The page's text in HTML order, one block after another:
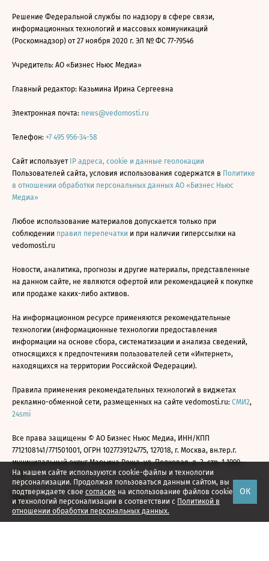
На нашем сайте используются cookie-файлы и технологии
персонализации. Продолжая пользоваться данным сайтом, вы
подтверждаете свое согласие на использование файлов cookie
и технологий персонализации в соответствии с Политикой в
отношении обработки персональных данных.
ОК
Решение Федеральной службы по надзору в сфере связи,
информационных технологий и массовых коммуникаций
(Роскомнадзор) от 27 ноября 2020 г. ЭЛ № ФС 77-79546
Учредитель: АО «Бизнес Ньюс Медиа»
Главный редактор: Казьмина Ирина Сергеевна
Электронная почта: news@vedomosti.ru
Телефон: +7 495 956-34-58
Сайт использует IP адреса, cookie и данные геолокации
Пользователей сайта, условия использования содержатся в Политике
в отношении обработки персональных данных АО «Бизнес Ньюс
Медиа»
Любое использование материалов допускается только при
соблюдении правил перепечатки и при наличии гиперссылки на
vedomosti.ru
Новости, аналитика, прогнозы и другие материалы, представленные
на данном сайте, не являются офертой или рекомендацией к покупке
или продаже каких-либо активов.
На информационном ресурсе применяются рекомендательные
технологии (информационные технологии предоставления
информации на основе сбора, систематизации и анализа сведений,
относящихся к предпочтениям пользователей сети «Интернет»,
находящихся на территории Российской Федерации).
Правила применения рекомендательных технологий в виджетах
рекламно-обменной сети, размещенных на сайте vedomosti.ru: СМИ2,
24smi
Все права защищены © АО Бизнес Ньюс Медиа, ИНН/КПП
7712108141/771501001, ОГРН 1027739124775, 127018, г. Москва, вн.тер.г.
муниципальный округ Марьина Роща, ул. Полковая, д. 3, стр. 1 1999—
2026